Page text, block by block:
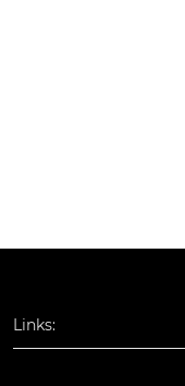
Links: